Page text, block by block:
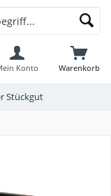
Warenkorb
Konto
Stückgut